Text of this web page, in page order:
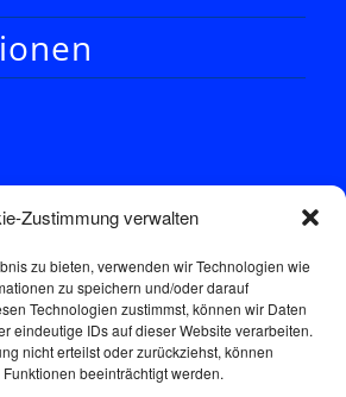
Zustimmung verwalten
zu bieten, verwenden wir Technologien wie
zu speichern und/oder darauf
Technologien zustimmst, können wir Daten
eindeutige IDs auf dieser Website verarbeiten.
nicht erteilst oder zurückziehst, können
beeinträchtigt werden.